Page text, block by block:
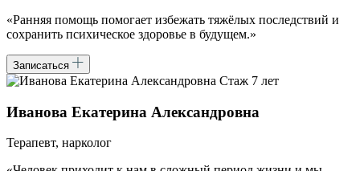
«Ранняя помощь помогает избежать тяжёлых последствий и
сохранить психическое здоровье в будущем.»
Записаться
Стаж 7 лет
Иванова Екатерина Александровна
Терапевт, нарколог